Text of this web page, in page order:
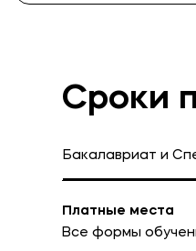
Сроки
Бакалавриат и
Платные места
Все формы